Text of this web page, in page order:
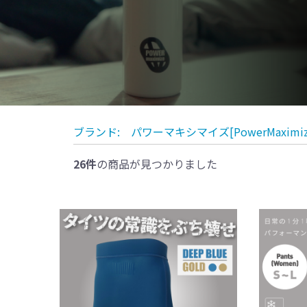
ブランド:
パワーマキシマイズ
26件の商品が見つかりました